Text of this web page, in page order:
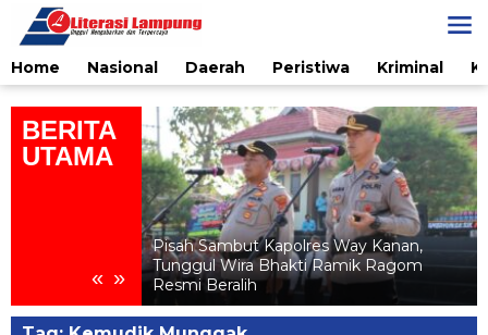
content
Home
Nasional Daerah Peristiwa Kriminal
BERITA
UTAMA
« »
Pisah Sambut Kapolres Way Kanan,
Tunggul Wira Bhakti Ramik Ragom
Resmi Beralih